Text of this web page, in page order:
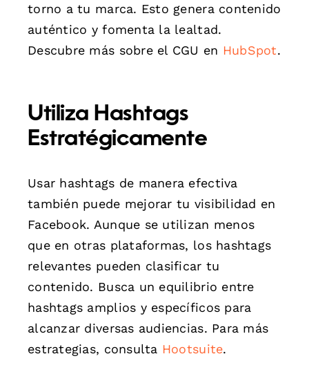
torno a tu marca. Esto genera contenido
auténtico y fomenta la lealtad.
Descubre más sobre el CGU en HubSpot.
Utiliza Hashtags
Estratégicamente
Usar hashtags de manera efectiva
también puede mejorar tu visibilidad en
Facebook. Aunque se utilizan menos
que en otras plataformas, los hashtags
relevantes pueden clasificar tu
contenido. Busca un equilibrio entre
hashtags amplios y específicos para
alcanzar diversas audiencias. Para más
estrategias, consulta Hootsuite.